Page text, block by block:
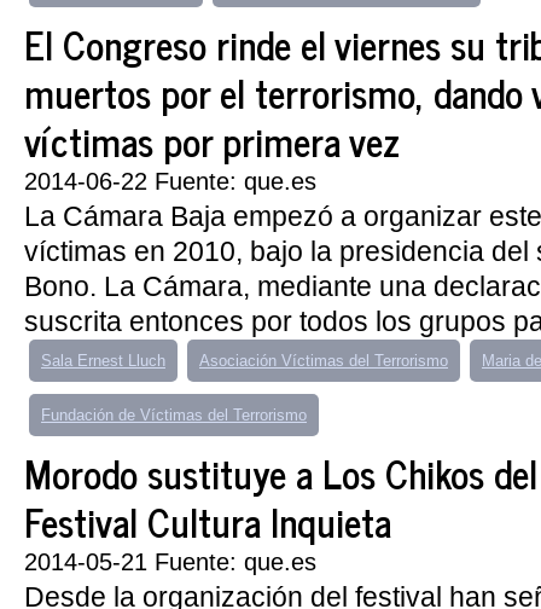
El Congreso rinde el viernes su
muertos por el terrorismo, dando
víctimas por primera vez
2014-06-22 Fuente: que.es
La Cámara Baja empezó a organizar
víctimas en 2010, bajo la presidencia del
Bono. La Cámara, mediante una
suscrita entonces por todos los grupos
Sala Ernest Lluch Asociación Víctimas del Terrorismo Maria
Fundación de Víctimas del Terrorismo
Morodo sustituye a Los Chikos
Festival Cultura Inquieta
2014-05-21 Fuente: que.es
Desde la organización del festival han